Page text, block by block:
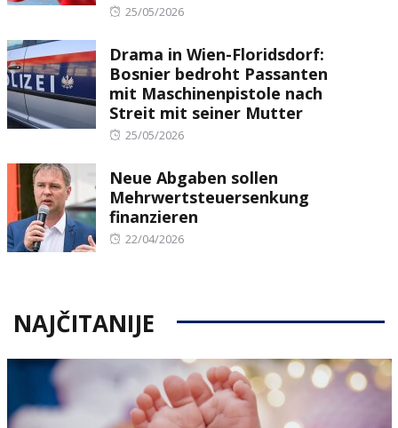
Posted
25/05/2026
Drama in Wien-Floridsdorf:
Bosnier bedroht Passanten
mit Maschinenpistole nach
Streit mit seiner Mutter
Posted
25/05/2026
Neue Abgaben sollen
Mehrwertsteuersenkung
finanzieren
Posted
22/04/2026
NAJČITANIJE